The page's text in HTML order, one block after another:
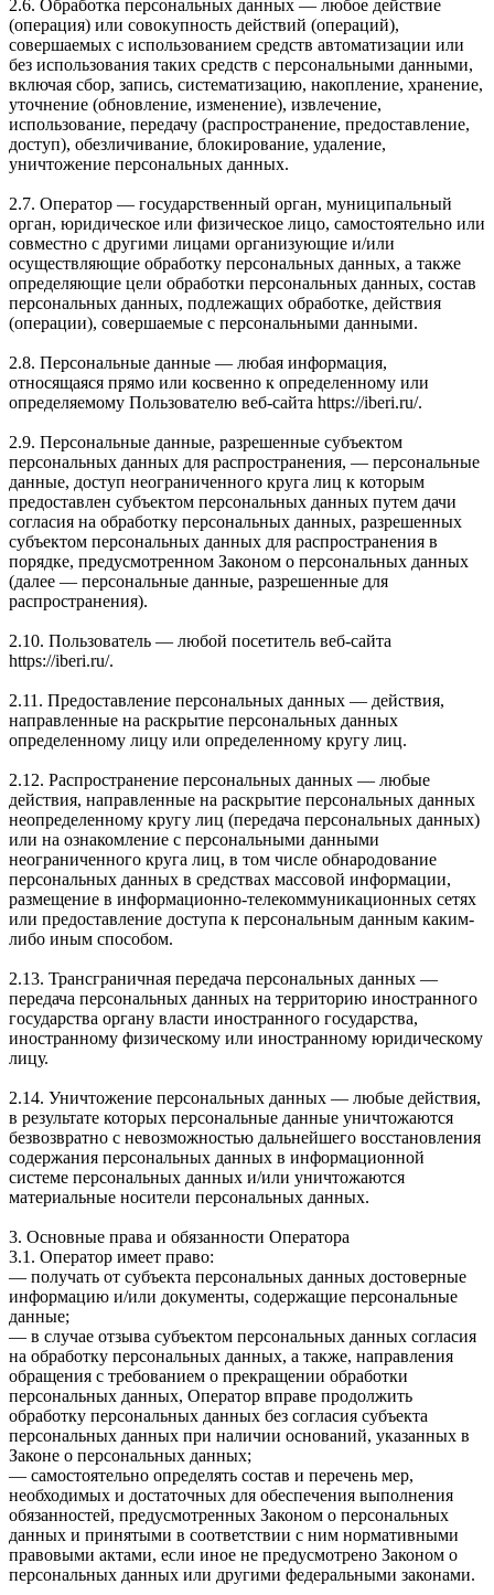
2.6. Обработка персональных данных — любое действие
(операция) или совокупность действий (операций),
совершаемых с использованием средств автоматизации или
без использования таких средств с персональными данными,
включая сбор, запись, систематизацию, накопление, хранение,
уточнение (обновление, изменение), извлечение,
использование, передачу (распространение, предоставление,
доступ), обезличивание, блокирование, удаление,
уничтожение персональных данных.
2.7. Оператор — государственный орган, муниципальный
орган, юридическое или физическое лицо, самостоятельно или
совместно с другими лицами организующие и/или
осуществляющие обработку персональных данных, а также
определяющие цели обработки персональных данных, состав
персональных данных, подлежащих обработке, действия
(операции), совершаемые с персональными данными.
2.8. Персональные данные — любая информация,
относящаяся прямо или косвенно к определенному или
определяемому Пользователю веб-сайта https://iberi.ru/.
2.9. Персональные данные, разрешенные субъектом
персональных данных для распространения, — персональные
данные, доступ неограниченного круга лиц к которым
предоставлен субъектом персональных данных путем дачи
согласия на обработку персональных данных, разрешенных
субъектом персональных данных для распространения в
порядке, предусмотренном Законом о персональных данных
(далее — персональные данные, разрешенные для
распространения).
2.10. Пользователь — любой посетитель веб-сайта
https://iberi.ru/.
2.11. Предоставление персональных данных — действия,
направленные на раскрытие персональных данных
определенному лицу или определенному кругу лиц.
2.12. Распространение персональных данных — любые
действия, направленные на раскрытие персональных данных
неопределенному кругу лиц (передача персональных данных)
или на ознакомление с персональными данными
неограниченного круга лиц, в том числе обнародование
персональных данных в средствах массовой информации,
размещение в информационно-телекоммуникационных сетях
или предоставление доступа к персональным данным каким-
либо иным способом.
2.13. Трансграничная передача персональных данных —
передача персональных данных на территорию иностранного
государства органу власти иностранного государства,
иностранному физическому или иностранному юридическому
лицу.
2.14. Уничтожение персональных данных — любые действия,
в результате которых персональные данные уничтожаются
безвозвратно с невозможностью дальнейшего восстановления
содержания персональных данных в информационной
системе персональных данных и/или уничтожаются
материальные носители персональных данных.
3. Основные права и обязанности Оператора
3.1. Оператор имеет право:
— получать от субъекта персональных данных достоверные
информацию и/или документы, содержащие персональные
данные;
— в случае отзыва субъектом персональных данных согласия
на обработку персональных данных, а также, направления
обращения с требованием о прекращении обработки
персональных данных, Оператор вправе продолжить
обработку персональных данных без согласия субъекта
персональных данных при наличии оснований, указанных в
Законе о персональных данных;
— самостоятельно определять состав и перечень мер,
необходимых и достаточных для обеспечения выполнения
обязанностей, предусмотренных Законом о персональных
данных и принятыми в соответствии с ним нормативными
правовыми актами, если иное не предусмотрено Законом о
персональных данных или другими федеральными законами.